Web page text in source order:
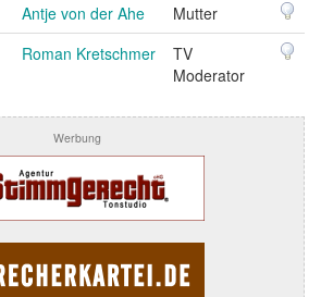
Antje von der Ahe
Mutter
Roman Kretschmer
TV
Moderator
Werbung